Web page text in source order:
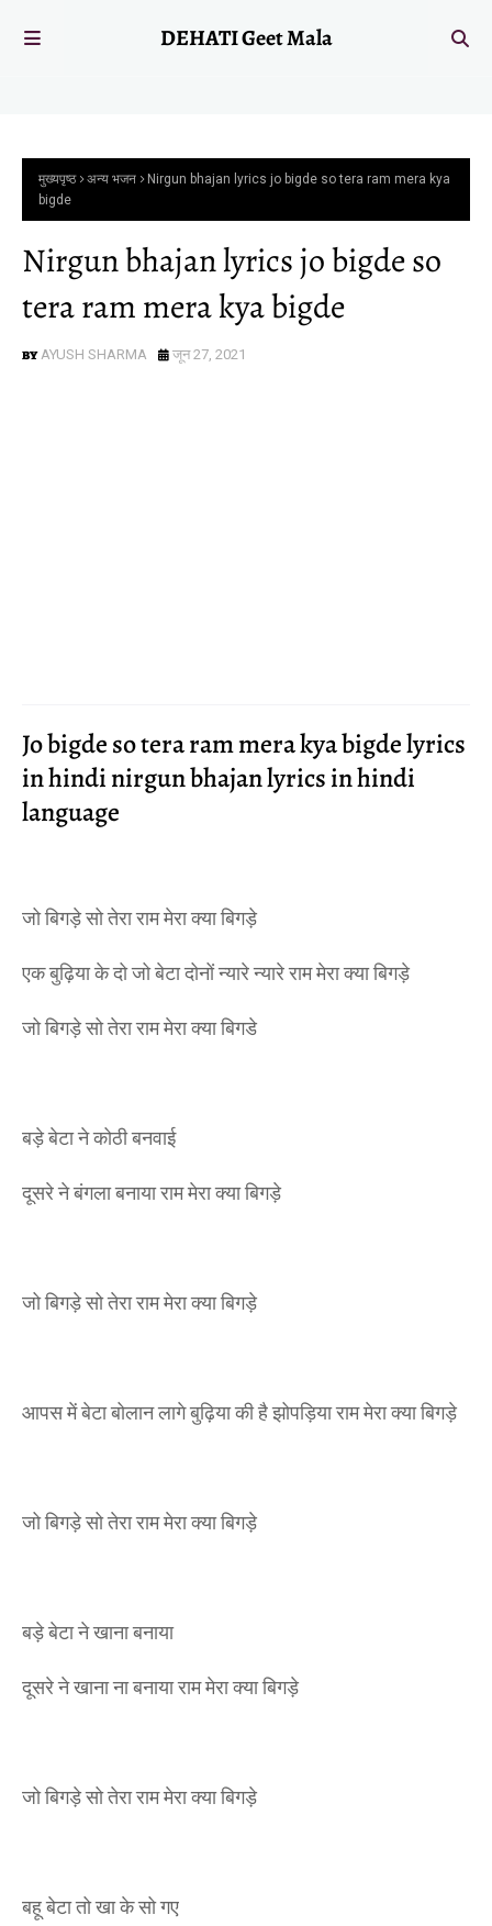
DEHATI Geet Mala
मुख्यपृष्ठ अन्य भजन
Nirgun bhajan lyrics jo bigde so tera ram mera kya
bigde
Nirgun bhajan lyrics jo bigde so
tera ram mera kya bigde
AYUSH SHARMA जून 27, 2021
Jo bigde so tera ram mera kya bigde lyrics
in hindi nirgun bhajan lyrics in hindi
language
जो बिगड़े सो तेरा राम मेरा क्या बिगड़े
एक बुढ़िया के दो जो बेटा दोनों न्यारे न्यारे राम मेरा क्या बिगड़े
जो बिगड़े सो तेरा राम मेरा क्या बिगडे
बड़े बेटा ने कोठी बनवाई
दूसरे ने बंगला बनाया राम मेरा क्या बिगड़े
जो बिगड़े सो तेरा राम मेरा क्या बिगड़े
आपस में बेटा बोलान लागे बुढ़िया की है झोपड़िया राम मेरा क्या बिगड़े
जो बिगड़े सो तेरा राम मेरा क्या बिगड़े
बड़े बेटा ने खाना बनाया
दूसरे ने खाना ना बनाया राम मेरा क्या बिगड़े
जो बिगड़े सो तेरा राम मेरा क्या बिगड़े
बहू बेटा तो खा के सो गए